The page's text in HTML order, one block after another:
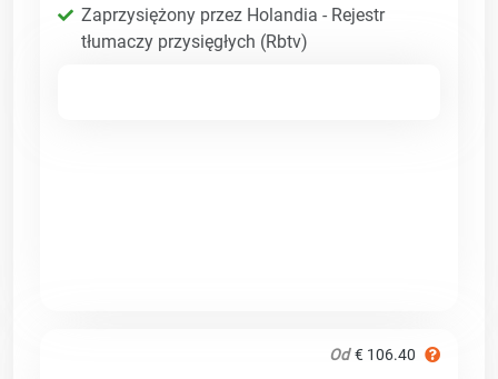
Zaprzysiężony przez Holandia - Rejestr
tłumaczy przysięgłych (Rbtv)
Od € 106.40